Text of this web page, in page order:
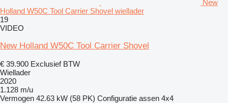
New
Holland W50C Tool Carrier Shovel wiellader
19
VIDEO
New Holland W50C Tool Carrier Shovel
€ 39.900 Exclusief BTW
Wiellader
2020
1.128 m/u
Vermogen 42.63 kW (58 PK) Configuratie assen 4x4